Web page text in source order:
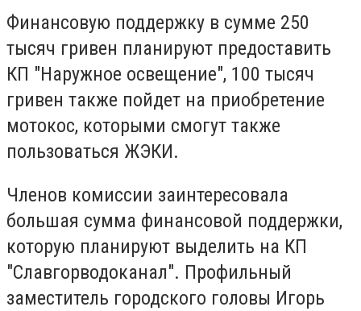
Финансовую поддержку в сумме 250
тысяч гривен планируют предоставить
КП "Наружное освещение", 100 тысяч
гривен также пойдет на приобретение
мотокос, которыми смогут также
пользоваться ЖЭКИ.
Членов комиссии заинтересовала
большая сумма финансовой поддержки,
которую планируют выделить на КП
"Славгорводоканал". Профильный
заместитель городского головы Игорь